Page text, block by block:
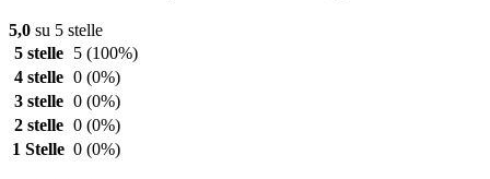
5,0 su 5 stelle
5 stelle
5 (100%)
4 stelle 0 (0%)
3 stelle 0 (0%)
2 stelle 0 (0%)
1 Stelle 0 (0%)